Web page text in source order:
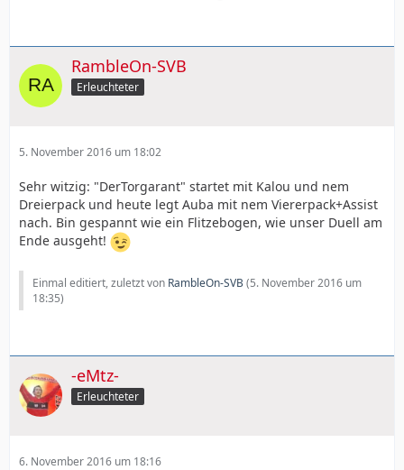
RambleOn-SVB
Erleuchteter
5. November 2016 um 18:02
Sehr witzig: "DerTorgarant" startet mit Kalou und nem
Dreierpack und heute legt Auba mit nem Viererpack+Assist
nach. Bin gespannt wie ein Flitzebogen, wie unser Duell am
Ende ausgeht!
Einmal editiert, zuletzt von RambleOn-SVB(5. November 2016 um
18:35)
-eMtz-
Erleuchteter
6. November 2016 um 18:16